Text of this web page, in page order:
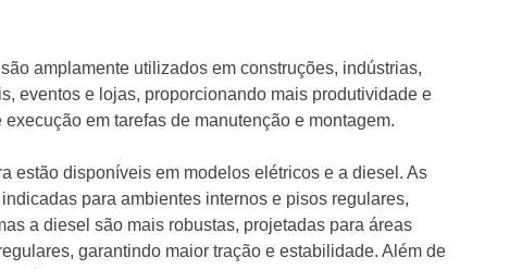
amplamente utilizados em construções, indústrias,
eventos e lojas, proporcionando mais produtividade e
em tarefas de manutenção e montagem.
estão disponíveis em modelos elétricos e a diesel. As
para ambientes internos e pisos regulares,
a diesel são mais robustas, projetadas para áreas
garantindo maior tração e estabilidade. Além de